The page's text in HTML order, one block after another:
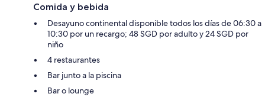
Comida y bebida
Desayuno continental disponible todos los días de 06:30 a
10:30 por un recargo; 48 SGD por adulto y 24 SGD por
niño
4 restaurantes
Bar junto a la piscina
Bar o lounge